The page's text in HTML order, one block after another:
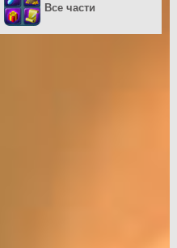
Все части